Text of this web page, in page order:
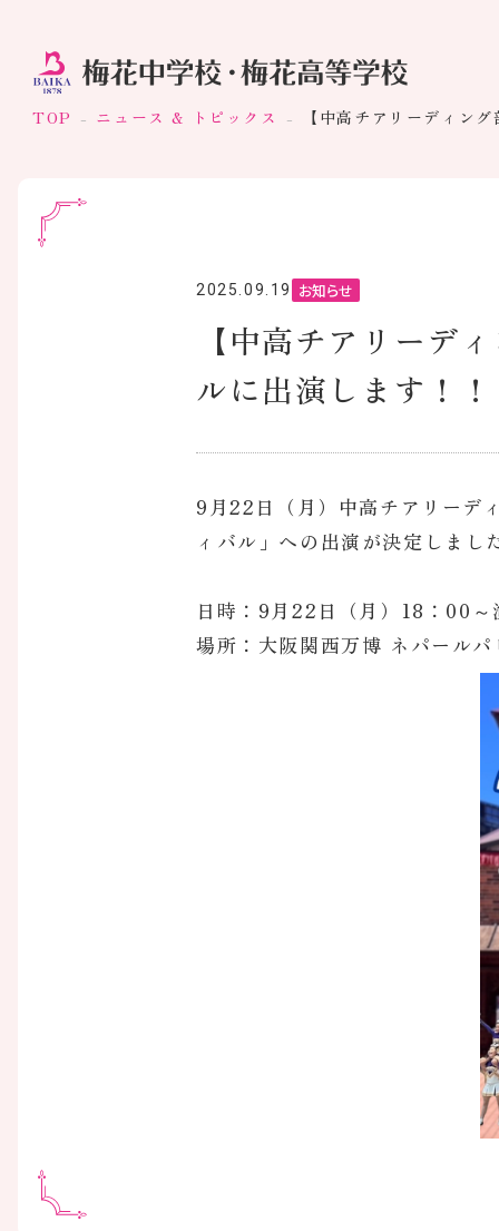
TOP ニュース & トピックス 【中高チアリーディン
2025.09.19 お知らせ
【中高チアリーデ
ルに出演します！！
9月22日（月）中高チアリーデ
ィバル」への出演が決定しまし
日時：9月22日（月）18：00～
場所：大阪関西万博 ネパール